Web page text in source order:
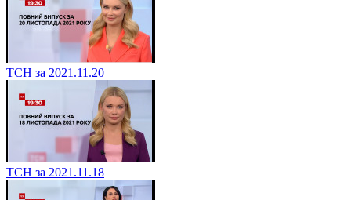
ТСН за 2021.11.20
ТСН за 2021.11.18